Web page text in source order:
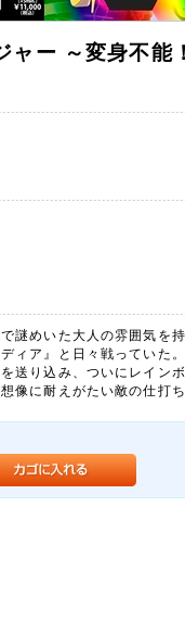
ー ～変身不能
謎めいた大人の雰囲気を
ィア』と日々戦っていた
送り込み、ついにレイン
像に耐えがたい敵の仕打ち